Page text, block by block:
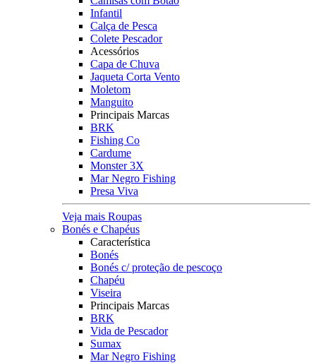
Infantil
Calça de Pesca
Colete Pescador
Acessórios
Capa de Chuva
Jaqueta Corta Vento
Moletom
Manguito
Principais Marcas
BRK
Fishing Co
Cardume
Monster 3X
Mar Negro Fishing
Presa Viva
Veja mais Roupas
Bonés e Chapéus
Característica
Bonés
Bonés c/ proteção de pescoço
Chapéu
Viseira
Principais Marcas
BRK
Vida de Pescador
Sumax
Mar Negro Fishing